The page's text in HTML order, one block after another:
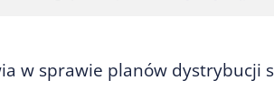
w sprawie planów dystrybucji